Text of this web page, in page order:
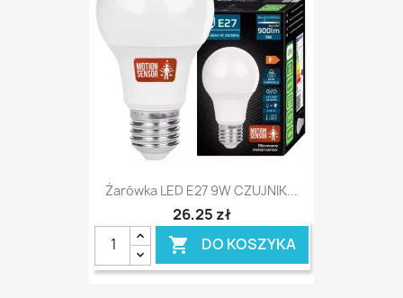
Żarówka LED E27 9W CZUJNIK...
26,25 zł
 DO KOSZYKA